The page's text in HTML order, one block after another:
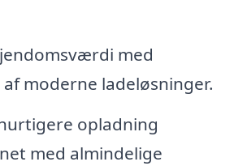
med
moderne ladeløsninger.
opladning
med almindelige